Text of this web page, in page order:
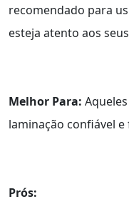
recomendado para
esteja atento aos
Melhor Para:
laminação confiável
Prós: